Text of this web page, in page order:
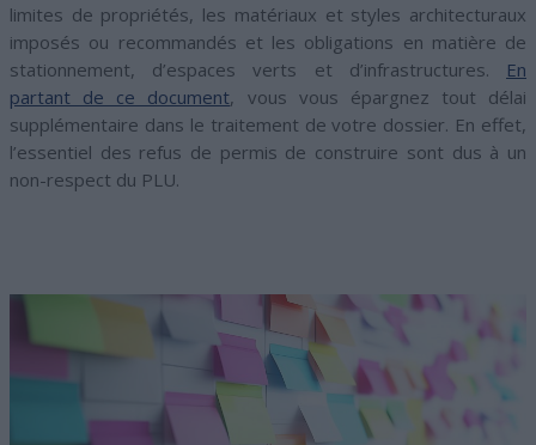
limites de propriétés, les matériaux et styles architecturaux
imposés ou recommandés et les obligations en matière de
stationnement, d’espaces verts et d’infrastructures. En
partant de ce document, vous vous épargnez tout délai
supplémentaire dans le traitement de votre dossier. En effet,
l’essentiel des refus de permis de construire sont dus à un
non-respect du PLU.